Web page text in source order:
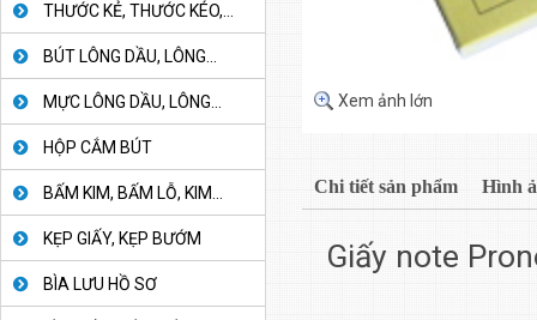
THƯỚC KẺ, THƯỚC KÉO,...
BÚT LÔNG DẦU, LÔNG...
MỰC LÔNG DẦU, LÔNG...
HỘP CẮM BÚT
BẤM KIM, BẤM LỖ, KIM...
KẸP GIẤY, KẸP BƯỚM
BÌA LƯU HỒ SƠ
Xem ảnh lớn
Chi tiết sản phẩm Hình
Giấy note